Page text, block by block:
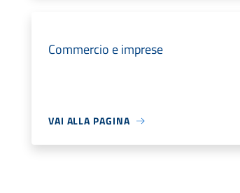
Commercio e imprese
VAI ALLA PAGINA